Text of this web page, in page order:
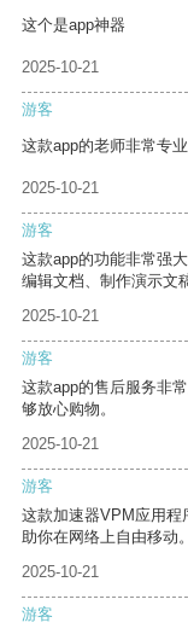
这个是app神器
2025-10-21
游客
这款app的老师非常专
2025-10-21
游客
这款app的功能非常强
编辑文档、制作演示文
2025-10-21
游客
这款app的售后服务非
够放心购物。
2025-10-21
游客
这款加速器VPM应用程
助你在网络上自由移动。
2025-10-21
游客